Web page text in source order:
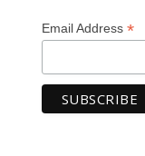
Email Address *